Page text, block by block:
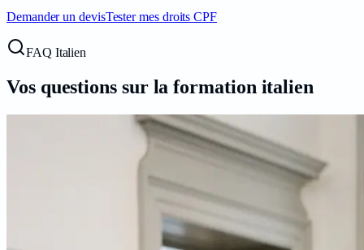
Demander un devisTester mes droits CPF
FAQ Italien
Vos questions sur la formation italien